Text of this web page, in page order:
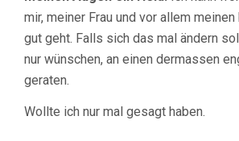
mir, meiner Frau und vor allem
gut geht. Falls sich das mal ändern
nur wünschen, an einen dermassen
geraten.
Wollte ich nur mal gesagt haben.